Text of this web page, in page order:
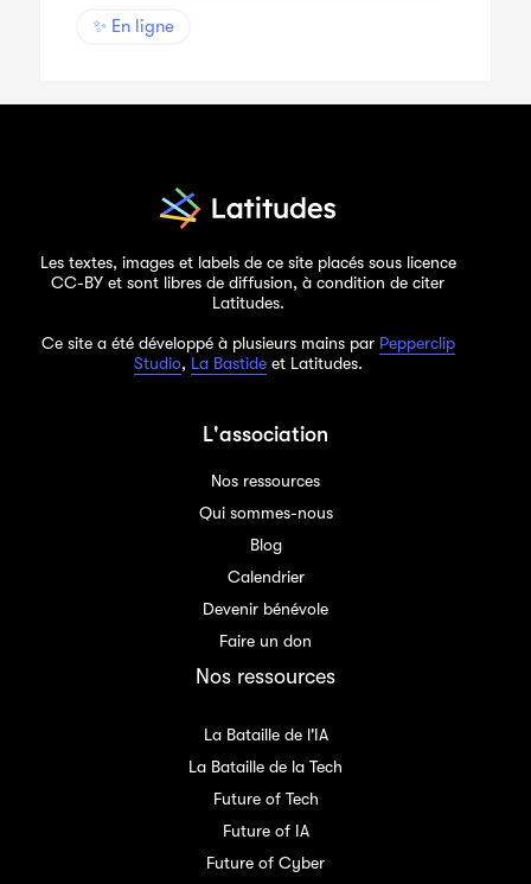
✨ En ligne
Les textes, images et labels de ce site placés sous licence
CC-BY et sont libres de diffusion, à condition de citer
Latitudes.
Ce site a été développé à plusieurs mains par Pepperclip
Studio, La Bastideet Latitudes.
L'association
Nos ressources
Qui sommes-nous
Blog
Calendrier
Devenir bénévole
Faire un don
Nos ressources
La Bataille de l'IA
La Bataille de la Tech
Future of Tech
Future of IA
Future of Cyber